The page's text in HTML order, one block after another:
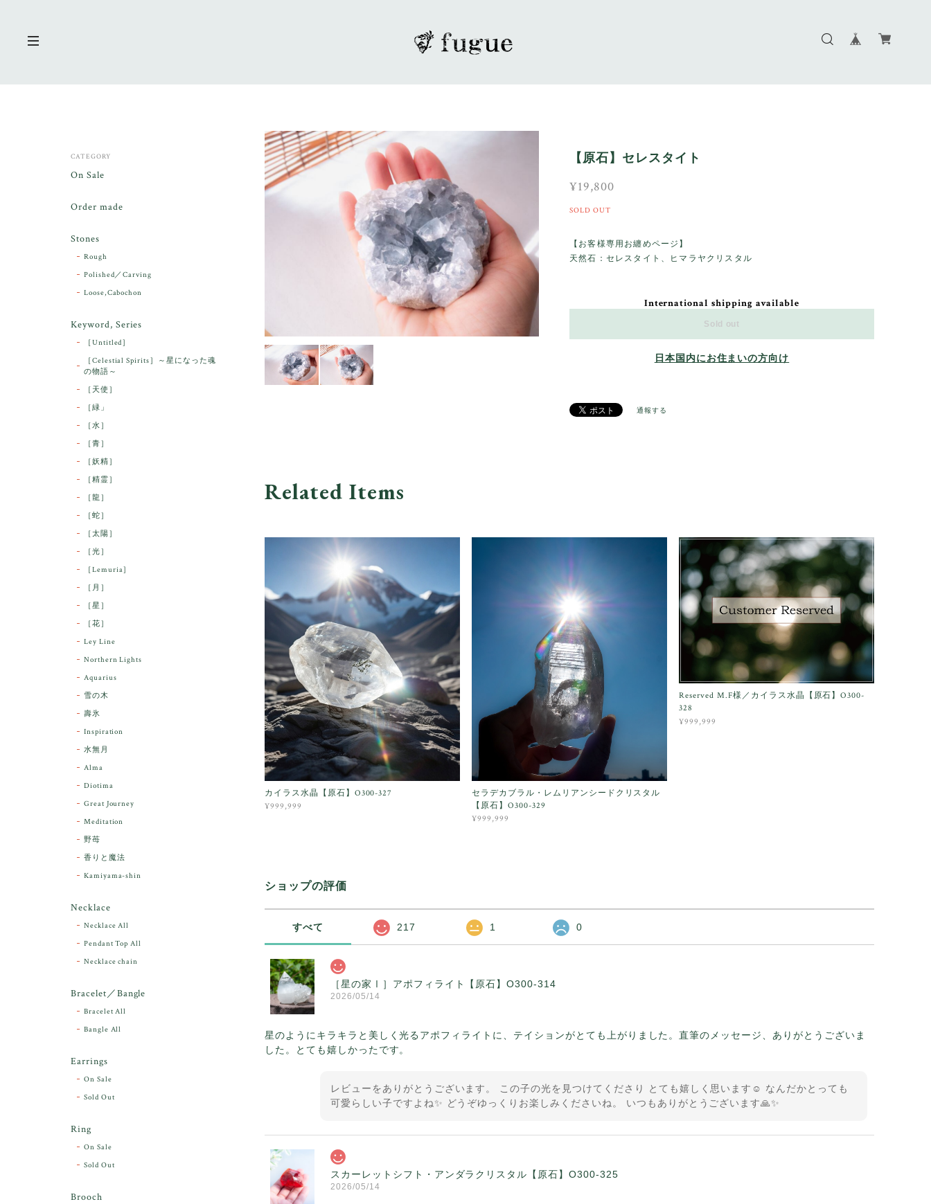
【原石】セレスタイト
¥19,800
SOLD OUT
【お客様専用お纏めページ】
天然石：セレスタイト、ヒマラヤクリスタル
International shipping available
Sold out
日本国内にお住まいの方向け
通報する
Related Items
カイラス水晶【原石】O300-327
¥999,999
セラデカブラル・レムリアンシードクリスタル
【原石】O300-329
¥999,999
Reserved M.F様／カイラス水晶【原石】O300-
328
¥999,999
ショップの評価
すべて 217 1 0
［星の家Ⅰ］アポフィライト【原石】O300-314
2026/05/14
星のようにキラキラと美しく光るアポフィライトに、テイションがとても上がりました。直筆のメッセージ、ありがとうございま
した。とても嬉しかったです。
レビューをありがとうございます。 この子の光を見つけてくださり とても嬉しく思います☺️ なんだかとっても
可愛らしい子ですよね✨ どうぞゆっくりお楽しみくださいね。 いつもありがとうございます🙏✨
スカーレットシフト・アンダラクリスタル【原石】O300-325
2026/05/14
CATEGORY
On Sale
Order made
Stones
Rough
Polished／Carving
Loose,Cabochon
Keyword, Series
［Untitled］
［Celestial Spirits］～星になった魂
の物語～
［天使］
［緑」
［水］
［青］
［妖精］
［精霊］
［龍］
［蛇］
［太陽］
［光］
［Lemuria］
［月］
［星］
［花］
Ley Line
Northern Lights
Aquarius
雪の木
壽氷
Inspiration
水無月
Alma
Diotima
Great Journey
Meditation
野苺
香りと魔法
Kamiyama-shin
Necklace
Necklace All
Pendant Top All
Necklace chain
Bracelet／Bangle
Bracelet All
Bangle All
Earrings
On Sale
Sold Out
Ring
On Sale
Sold Out
Brooch